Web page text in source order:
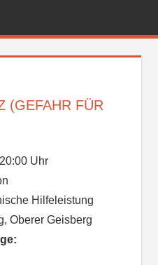
FEUERWEHR
(GEFAHR FÜR
Uhr
Hilfeleistung
Oberer Geisberg